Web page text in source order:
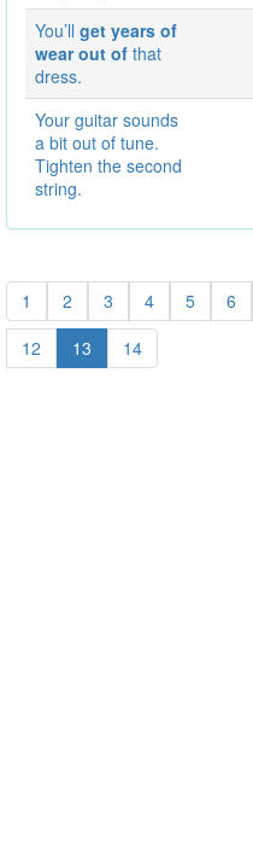
You’ll get years of
wear out of that
dress.
Your guitar sounds
a bit out of tune.
Tighten the second
string.
1 2 3 4 5 6
12
13 14